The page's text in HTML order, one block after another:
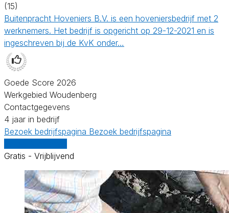
(15)
Buitenpracht Hoveniers B.V. is een hoveniersbedrijf met 2
werknemers. Het bedrijf is opgericht op 29-12-2021 en is
ingeschreven bij de KvK onder…
Goede Score 2026
Werkgebied Woudenberg
Contactgegevens
4 jaar in bedrijf
Bezoek bedrijfspagina Bezoek bedrijfspagina
Gratis - Vrijblijvend